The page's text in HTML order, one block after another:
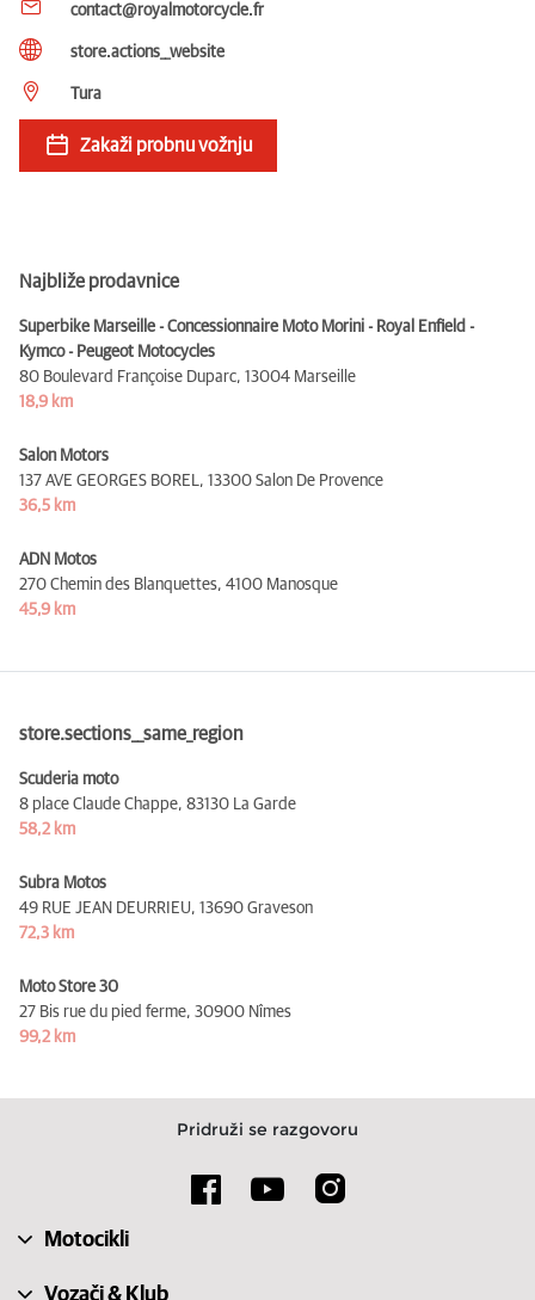
contact@royalmotorcycle.fr
store.actions__website
Tura
Zakaži probnu vožnju
Najbliže prodavnice
Superbike Marseille - Concessionnaire Moto Morini - Royal Enfield -
Kymco - Peugeot Motocycles
80 Boulevard Françoise Duparc, 13004 Marseille
18,9 km
Salon Motors
137 AVE GEORGES BOREL, 13300 Salon De Provence
36,5 km
ADN Motos
270 Chemin des Blanquettes, 4100 Manosque
45,9 km
store.sections__same_region
Scuderia moto
8 place Claude Chappe, 83130 La Garde
58,2 km
Subra Motos
49 RUE JEAN DEURRIEU, 13690 Graveson
72,3 km
Moto Store 30
27 Bis rue du pied ferme, 30900 Nîmes
99,2 km
Pridruži se razgovoru
Motocikli
Vozači & Klub